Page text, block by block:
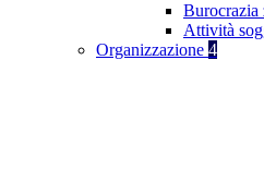
Burocrazia
Attività
Organizzazione 4